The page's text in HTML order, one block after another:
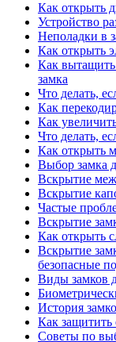
Как открыть
Устройство
Неполадки в
Как открыть
Как
замка
Что делать,
Как
Как
Что делать,
Как открыть
Выбор замка
Вскрытие
Вскрытие
Частые
Вскрытие
Как открыть
Вскрытие
безопасные
Виды замков
История
Как защитить
Советы по